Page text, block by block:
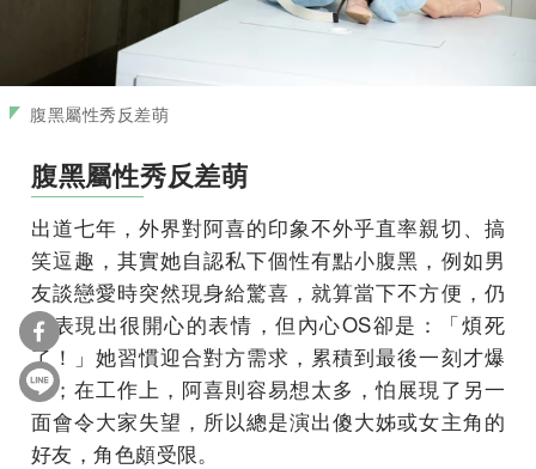
腹黑屬性秀反差萌
腹黑屬性秀反差萌
出道七年，外界對阿喜的印象不外乎直率親切、搞
笑逗趣，其實她自認私下個性有點小腹黑，例如男
友談戀愛時突然現身給驚喜，就算當下不方便，仍
會表現出很開心的表情，但內心OS卻是：「煩死
了！」她習慣迎合對方需求，累積到最後一刻才爆
炸；在工作上，阿喜則容易想太多，怕展現了另一
面會令大家失望，所以總是演出傻大姊或女主角的
好友，角色頗受限。